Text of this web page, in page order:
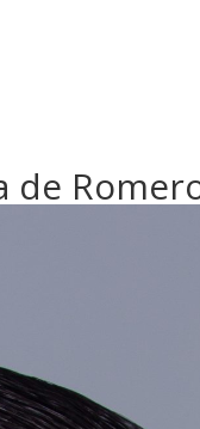
de